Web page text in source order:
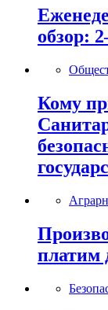
обзор:
Кому
платим